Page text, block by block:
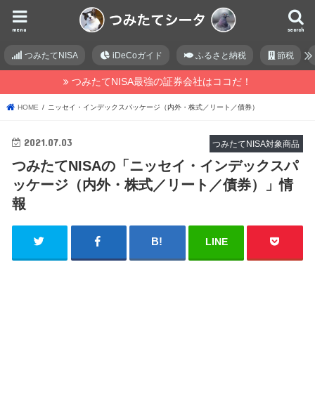
search
menu
つみたてNISA iDeCoガイド ふるさと納税 節税
つみたてNISA最強の証券会社はココだ！
HOME ニッセイ・インデックスパッケージ（内外・株式／リート／債券）
つみたてNISA対象商品
2021.07.03
つみたてNISAの「ニッセイ・インデックスパ
ッケージ（内外・株式／リート／債券）」情
報
LINE